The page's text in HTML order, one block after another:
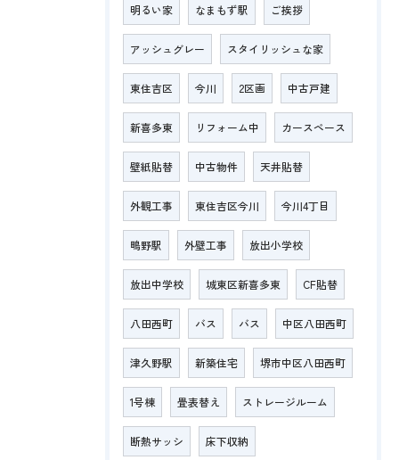
明るい家 なまもず駅 ご挨拶
アッシュグレー スタイリッシュな家
東住吉区 今川 2区画 中古戸建
新喜多東 リフォーム中 カースペース
壁紙貼替 中古物件 天井貼替
外観工事 東住吉区今川 今川4丁目
鴫野駅 外壁工事 放出小学校
放出中学校 城東区新喜多東 CF貼替
八田西町 バス バス 中区八田西町
津久野駅 新築住宅 堺市中区八田西町
1号棟 畳表替え ストレージルーム
断熱サッシ 床下収納